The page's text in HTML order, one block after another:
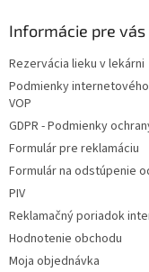
Informácie pre vás
Rezervácia lieku v lekárni
Podmienky
VOP
GDPR - Podmienky
Formulár pre reklamáciu
Formulár na odstúpenie
PIV
Reklamačný poriadok
Hodnotenie obchodu
Moja objednávka